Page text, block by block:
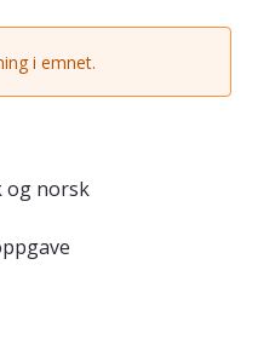
i emnet.
og norsk